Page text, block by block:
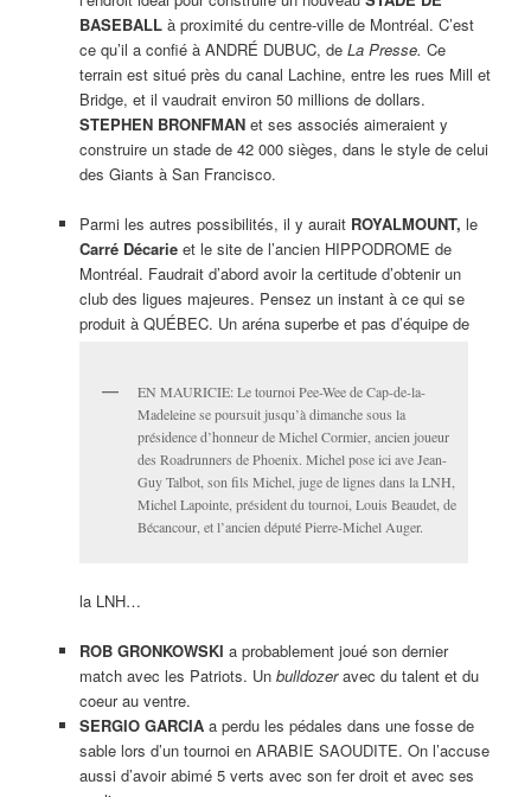
BASEBALLà proximité du centre-ville de Montréal. C’est
ce qu’il a confié à ANDRÉ DUBUC, de La Presse. Ce
terrain est situé près du canal Lachine, entre les rues Mill et
Bridge, et il vaudrait environ 50 millions de dollars.
STEPHEN BRONFMANet ses associés aimeraient y
construire un stade de 42 000 sièges, dans le style de celui
des Giants à San Francisco.
Parmi les autres possibilités, il y aurait ROYALMOUNT, le
Carré Décarieet le site de l’ancien HIPPODROME de
Montréal. Faudrait d’abord avoir la certitude d’obtenir un
club des ligues majeures. Pensez un instant à ce qui se
produit à QUÉBEC. Un aréna superbe et pas d’équipe de
EN MAURICIE: Le tournoi Pee-Wee de Cap-de-la-
Madeleine se poursuit jusqu’à dimanche sous la
présidence d’honneur de Michel Cormier, ancien joueur
des Roadrunners de Phoenix. Michel pose ici ave Jean-
Guy Talbot, son fils Michel, juge de lignes dans la LNH,
Michel Lapointe, président du tournoi, Louis Beaudet, de
Bécancour, et l’ancien député Pierre-Michel Auger.
la LNH…
ROB GRONKOWSKI a probablement joué son dernier
match avec les Patriots. Un bulldozeravec du talent et du
coeur au ventre.
SERGIO GARCIA a perdu les pédales dans une fosse de
sable lors d’un tournoi en ARABIE SAOUDITE. On l’accuse
aussi d’avoir abimé 5 verts avec son fer droit et avec ses